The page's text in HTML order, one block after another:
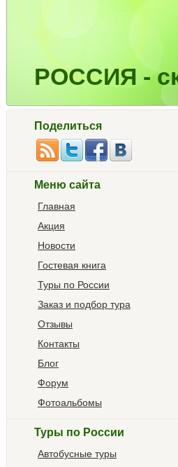
РОССИЯ -
Поделиться
Меню сайта
Главная
Акция
Новости
Гостевая книга
Туры по России
Заказ и подбор тура
Отзывы
Контакты
Блог
Форум
Фотоальбомы
Туры по России
Автобусные туры